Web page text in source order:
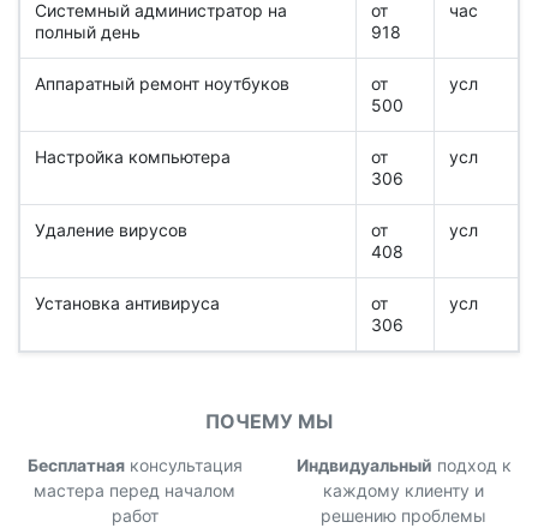
Системный администратор на
полный день
от
918
час
Аппаратный ремонт ноутбуков
от
500
усл
Настройка компьютера
от
306
усл
Удаление вирусов
от
408
усл
Установка антивируса
от
306
усл
ПОЧЕМУ МЫ
Бесплатнаяконсультация
мастера перед началом
работ
Индвидуальный подход к
каждому клиенту и
решению проблемы